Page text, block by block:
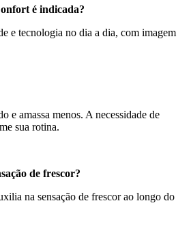
é indicada?
e tecnologia no dia a dia, com imagem
e amassa menos. A necessidade de
sua rotina.
de frescor?
na sensação de frescor ao longo do